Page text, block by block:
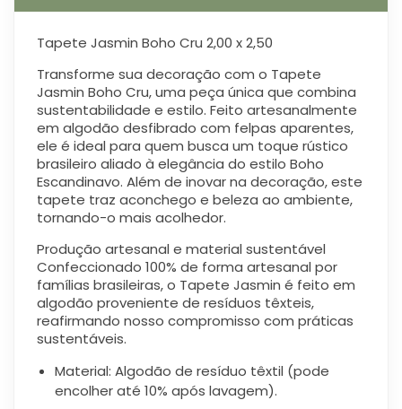
Tapete Jasmin Boho Cru 2,00 x 2,50
Transforme sua decoração com o Tapete
Jasmin Boho Cru, uma peça única que combina
sustentabilidade e estilo. Feito artesanalmente
em algodão desfibrado com felpas aparentes,
ele é ideal para quem busca um toque rústico
brasileiro aliado à elegância do estilo Boho
Escandinavo. Além de inovar na decoração, este
tapete traz aconchego e beleza ao ambiente,
tornando-o mais acolhedor.
Produção artesanal e material sustentável
Confeccionado 100% de forma artesanal por
famílias brasileiras, o Tapete Jasmin é feito em
algodão proveniente de resíduos têxteis,
reafirmando nosso compromisso com práticas
sustentáveis.
Material: Algodão de resíduo têxtil (pode
encolher até 10% após lavagem).